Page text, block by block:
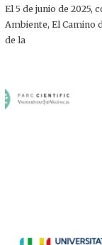
,
0
El 5 de junio de 2025,
Ambiente, El Camino
de la